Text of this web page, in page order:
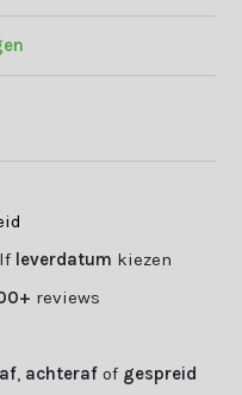
leverdatum kiezen
reviews
achteraf of gespreid